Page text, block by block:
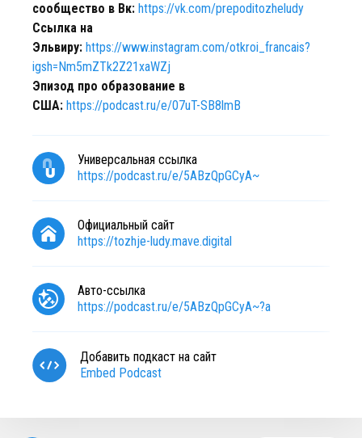
сообщество в Вк: https://vk.com/prepoditozheludy
Ссылка на
Эльвиру: https://www.instagram.com/otkroi_francais?
igsh=Nm5mZTk2Z21xaWZj
Эпизод про образование в
США: https://podcast.ru/e/07uT-SB8lmB
Универсальная ссылка
https://podcast.ru/e/5ABzQpGCyA~
Официальный сайт
https://tozhje-ludy.mave.digital
Авто-ссылка
https://podcast.ru/e/5ABzQpGCyA~?a
Добавить подкаст на сайт
Embed Podcast